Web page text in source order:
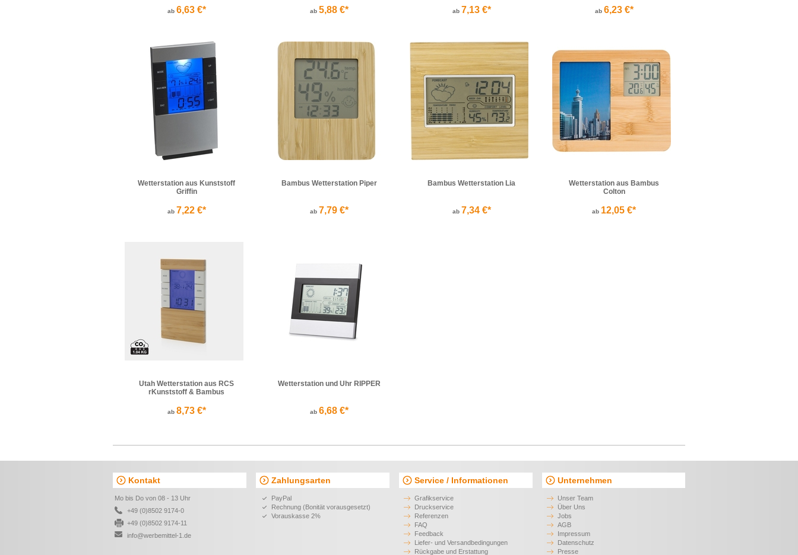
ab 6,63 €* ab 5,88 €* ab 7,13 €* ab 6,23 €*
Wetterstation aus Kunststoff
Griffin
ab 7,22 €*
Bambus Wetterstation Piper
ab 7,79 €*
Bambus Wetterstation Lia
ab 7,34 €*
Wetterstation aus Bambus
Colton
ab 12,05 €*
Utah Wetterstation aus RCS
rKunststoff & Bambus
ab 8,73 €*
Wetterstation und Uhr RIPPER
ab 6,68 €*
Kontakt
Mo bis Do von 08 - 13 Uhr
+49 (0)8502 9174-0
+49 (0)8502 9174-11
info@werbemittel-1.de
Zahlungsarten
PayPal
Rechnung (Bonität vorausgesetzt)
Vorauskasse 2%
Service / Informationen
Grafikservice
Druckservice
Referenzen
FAQ
Feedback
Liefer- und Versandbedingungen
Rückgabe und Erstattung
Unternehmen
Unser Team
Über Uns
Jobs
AGB
Impressum
Datenschutz
Presse